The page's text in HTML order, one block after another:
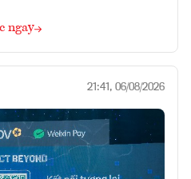
ngay
21:41, 06/08/2026